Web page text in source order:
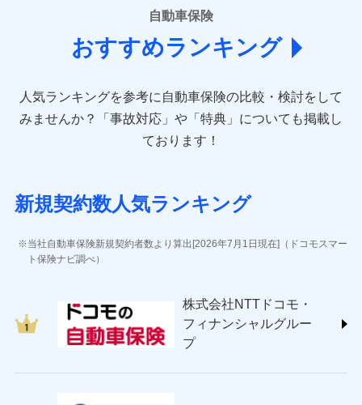
あいおいニッセイ同和損害保険株式会社
(https://www.aioinissaydowa.co.jp/)
アクサ損害保険株式会社 (https://www.axa-
direct.co.jp/)
sompo.co.jp/)
東京海上ダイレクト損害保険株式会社 (https://www.e-
AIG損害保険株式会社 (https://www.aig.co.jp/sonpo)
ジェイアイ傷害火災保険株式会社
ソニー損害保険株式会社
(https://www.sonysonpo.co.jp/)
ＳＯＭＰＯダイレクト損害保険株式会社
(https://www.sompo-direct.co.jp/)
チューリッヒ保険会社 (https://www.zurich.co.jp/)
自動車保険
おすすめランキング
人気ランキングを参考に自動車保険の比較・検討をして
みませんか？
「事故対応」や「特典」についても掲載し
ております！
新規契約数人気ランキング
当社自動車保険新規契約者数より算出[2026年7月1日現在]（ドコモスマー
ト保険ナビ調べ）
株式会社NTTドコモ・
フィナンシャルグルー
プ